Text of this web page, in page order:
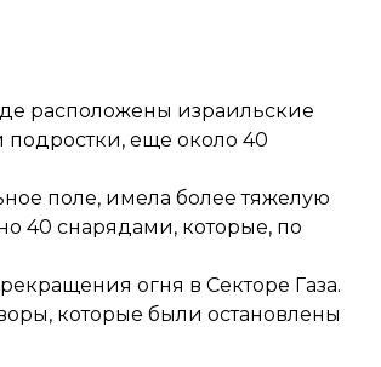
расположены израильские
еще около 40
поле, имела более тяжелую
40 снарядами, которые, по
огня в Секторе Газа.
которые были остановлены